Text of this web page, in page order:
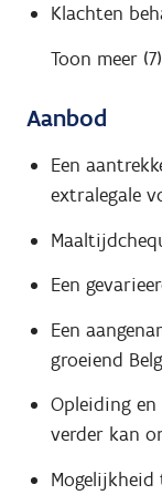
Klachten
Toon meer (7)
Aanbod
Een
extralegale
Een
Een
groeiend
Opleiding
verder kan